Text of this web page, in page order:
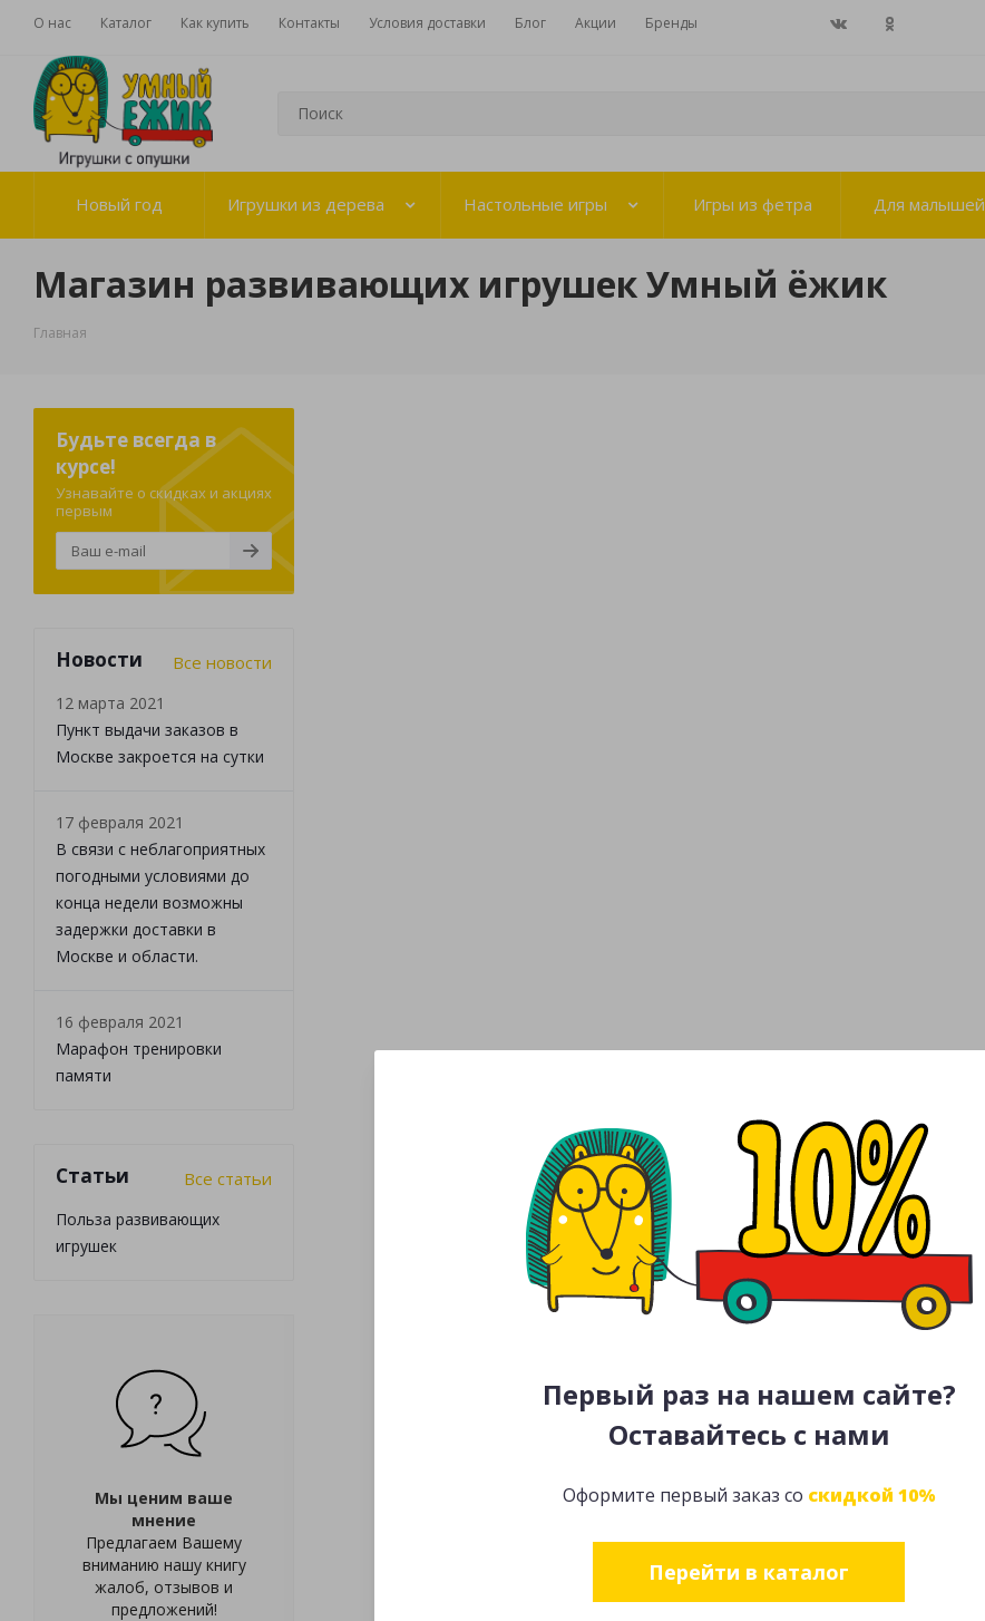
Первый раз на нашем сайте?
Оставайтесь с нами
Оформите первый заказ со скидкой 10%
Перейти в каталог
О нас Каталог Как купить Контакты Условия доставки Блог Акции Бренды
Новый год Игрушки из дерева Настольные игры Игры из фетра Для малышей
Магазин развивающих игрушек Умный ёжик
Главная
Будьте всегда в
курсе!
Узнавайте о скидках и акциях
первым
Новости Все новости
12 марта 2021
Пункт выдачи заказов в
Москве закроется на сутки
17 февраля 2021
В связи с неблагоприятных
погодными условиями до
конца недели возможны
задержки доставки в
Москве и области.
16 февраля 2021
Марафон тренировки
памяти
Статьи Все статьи
Польза развивающих
игрушек
Мы ценим ваше
мнение
Предлагаем Вашему
вниманию нашу книгу
жалоб, отзывов и
предложений!